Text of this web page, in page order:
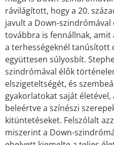
rávilágított, hogy a 20.
javult a Down-szindrómával
továbbra is fennállnak, amit
a terhességeknél tanúsított
együttesen súlyosbít.
szindrómával élők
elszigeteltségét, és
gyakorlatokat saját
beleértve a színészi
kitüntetéseket. Felszólalt
miszerint a Down-